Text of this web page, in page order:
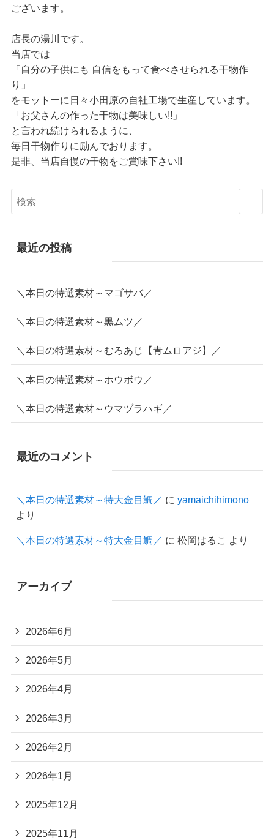
ございます。
店長の湯川です。
当店では
「自分の子供にも 自信をもって食べさせられる干物作
り」
をモットーに日々小田原の自社工場で生産しています。
「お父さんの作った干物は美味しい!!」
と言われ続けられるように、
毎日干物作りに励んでおります。
是非、当店自慢の干物をご賞味下さい!!
最近の投稿
＼本日の特選素材～マゴサバ／
＼本日の特選素材～黒ムツ／
＼本日の特選素材～むろあじ【青ムロアジ】／
＼本日の特選素材～ホウボウ／
＼本日の特選素材～ウマヅラハギ／
最近のコメント
＼本日の特選素材～特大金目鯛／ に yamaichihimono
より
＼本日の特選素材～特大金目鯛／ に 松岡はるこ より
アーカイブ
2026年6月
2026年5月
2026年4月
2026年3月
2026年2月
2026年1月
2025年12月
2025年11月